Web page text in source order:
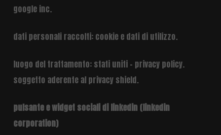
google inc.
dati personali raccolti: cookie e dati di utilizzo.
luogo del trattamento: stati uniti – privacy policy.
soggetto aderente al privacy shield.
pulsante e widget sociali di linkedin (linkedin
corporation)